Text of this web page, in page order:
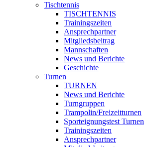
Tischtennis
TISCHTENNIS
Trainingszeiten
Ansprechpartner
Mitgliedsbeitrag
Mannschaften
News und Berichte
Geschichte
Turnen
TURNEN
News und Berichte
Turngruppen
Trampolin/Freizeitturnen
Sporteignungstest Turnen
Trainingszeiten
Ansprechpartner